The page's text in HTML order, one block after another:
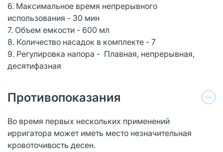
6. Максимальное время непрерывного
использования - 30 мин
7. Объем емкости - 600 мл
8. Количество насадок в комплекте - 7
9. Регулировка напора - Плавная, непрерывная,
десятифазная
Противопоказания
Во время первых нескольких применений
ирригатора может иметь место незначительная
кровоточивость десен.